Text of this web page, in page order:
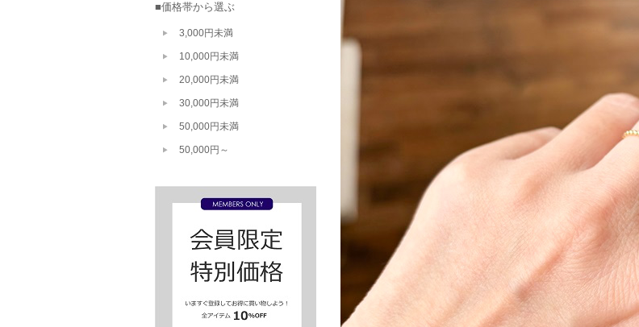
■価格帯から選ぶ
3,000円未満
10,000円未満
20,000円未満
30,000円未満
50,000円未満
50,000円～